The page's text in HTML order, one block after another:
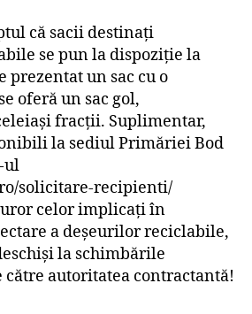
că sacii destinați
se pun la dispoziție la
prezentat un sac cu o
oferă un sac gol,
fracții. Suplimentar,
la sediul Primăriei Bod
ul
solicitare-recipienti/
celor implicați în
a deșeurilor reciclabile,
la schimbările
autoritatea contractantă!